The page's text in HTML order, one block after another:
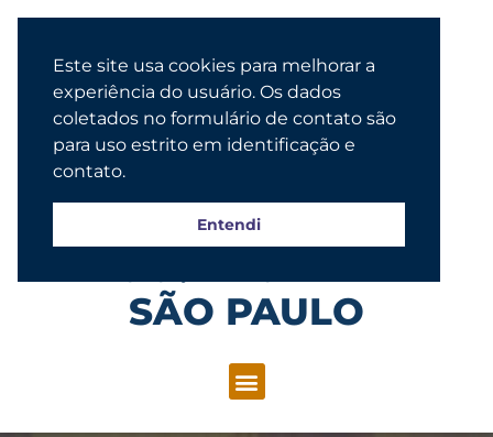
SÃO PAULO
Este site usa cookies para melhorar a
experiência do usuário. Os dados
coletados no formulário de contato são
para uso estrito em identificação e
contato.
Entendi